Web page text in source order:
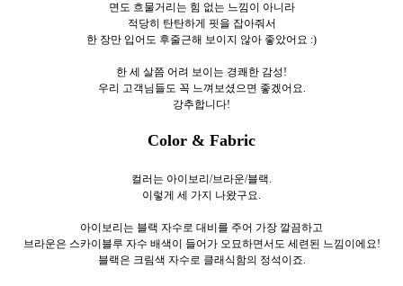
면도 흐물거리는 힘 없는 느낌이 아니라
적당히 탄탄하게 핏을 잡아줘서
한 장만 입어도 후줄근해 보이지 않아 좋았어요 :)
한 세 살쯤 어려 보이는 경쾌한 감성!
우리 고객님들도 꼭 느껴보셨으면 좋겠어요.
강추합니다!
Color & Fabric
컬러는 아이보리/브라운/블랙.
이렇게 세 가지 나왔구요.
아이보리는 블랙 자수로 대비를 주어 가장 깔끔하고
브라운은 스카이블루 자수 배색이 들어가 오묘하면서도 세련된 느낌이에요!
블랙은 크림색 자수로 클래식함의 정석이죠.